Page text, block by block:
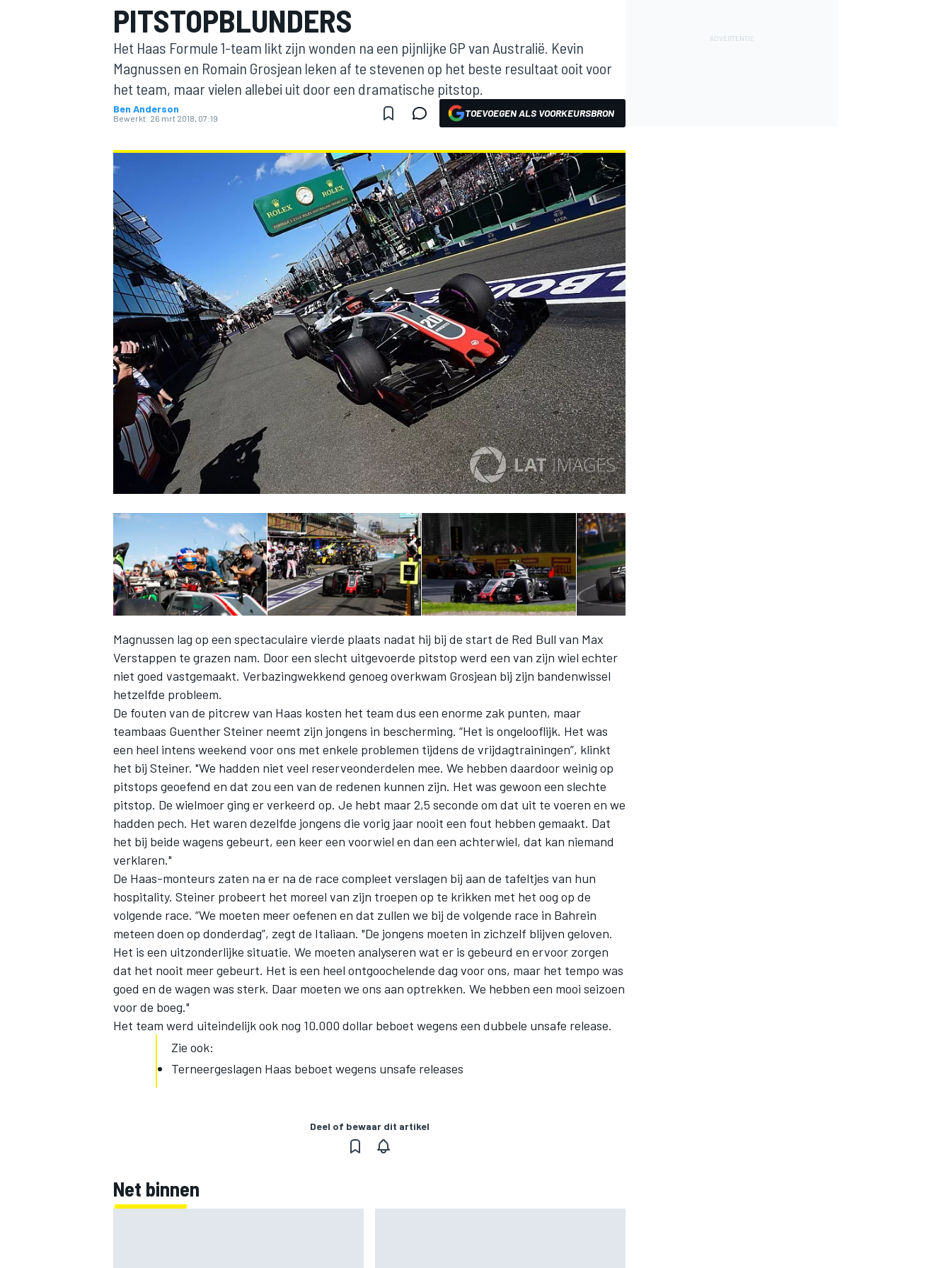
MOTOGP
INDYCAR
WEC DTM
PITSTOPBLUNDERS
Het Haas Formule 1-team likt zijn wonden na een pijnlijke GP van Australië. Kevin
Magnussen en Romain Grosjean leken af te stevenen op het beste resultaat ooit voor
het team, maar vielen allebei uit door een dramatische pitstop.
Ben Anderson
Bewerkt: 26 mrt 2018, 07:19 TOEVOEGEN ALS VOORKEURSBRON
Magnussen lag op een spectaculaire vierde plaats nadat hij bij de start de Red Bull van Max
Verstappen te grazen nam. Door een slecht uitgevoerde pitstop werd een van zijn wiel echter
niet goed vastgemaakt. Verbazingwekkend genoeg overkwam Grosjean bij zijn bandenwissel
hetzelfde probleem.
De fouten van de pitcrew van Haas kosten het team dus een enorme zak punten, maar
teambaas Guenther Steiner neemt zijn jongens in bescherming. “Het is ongelooflijk. Het was
een heel intens weekend voor ons met enkele problemen tijdens de vrijdagtrainingen”, klinkt
het bij Steiner. "We hadden niet veel reserveonderdelen mee. We hebben daardoor weinig op
pitstops geoefend en dat zou een van de redenen kunnen zijn. Het was gewoon een slechte
pitstop. De wielmoer ging er verkeerd op. Je hebt maar 2,5 seconde om dat uit te voeren en we
hadden pech. Het waren dezelfde jongens die vorig jaar nooit een fout hebben gemaakt. Dat
het bij beide wagens gebeurt, een keer een voorwiel en dan een achterwiel, dat kan niemand
verklaren."
De Haas-monteurs zaten na er na de race compleet verslagen bij aan de tafeltjes van hun
hospitality. Steiner probeert het moreel van zijn troepen op te krikken met het oog op de
volgende race. “We moeten meer oefenen en dat zullen we bij de volgende race in Bahrein
meteen doen op donderdag”, zegt de Italiaan. "De jongens moeten in zichzelf blijven geloven.
Het is een uitzonderlijke situatie. We moeten analyseren wat er is gebeurd en ervoor zorgen
dat het nooit meer gebeurt. Het is een heel ontgoochelende dag voor ons, maar het tempo was
goed en de wagen was sterk. Daar moeten we ons aan optrekken. We hebben een mooi seizoen
voor de boeg."
Het team werd uiteindelijk ook nog 10.000 dollar beboet wegens een dubbele unsafe release.
Zie ook:
Terneergeslagen Haas beboet wegens unsafe releases
Deel of bewaar dit artikel
Net binnen